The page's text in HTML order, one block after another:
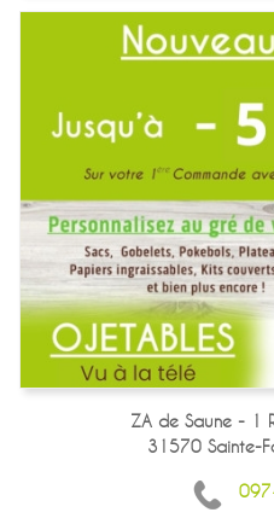
ZA de Saune - 1
31570 Sainte-